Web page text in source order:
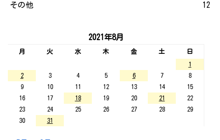
その他 12
2021年8月
月 火 水 木 金 土
日
1
2
3 4 5 6 7
8
9
10 11 12 13 14
15
16
17 18 19 20 21
22
23
24 25 26 27 28
29
30
31